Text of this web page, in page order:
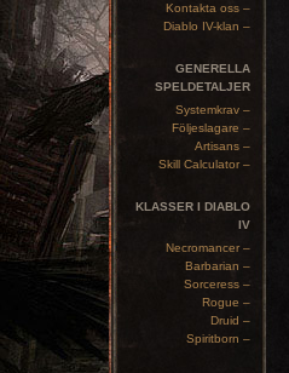
Kontakta oss –
Diablo IV-klan –
GENERELLA
SPELDETALJER
Systemkrav –
Följeslagare –
Artisans –
Skill Calculator –
KLASSER I DIABLO
IV
Necromancer –
Barbarian –
Sorceress –
Rogue –
Druid –
Spiritborn –